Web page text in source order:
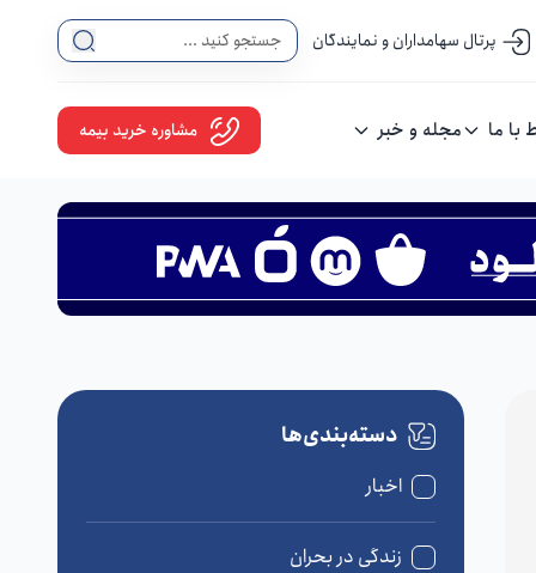
پرتال سهامداران و نمایندگان
با ما مجله و خبر مشاوره خرید بیمه
دسته‌بندی‌ها
اخبار
زندگی در بحران